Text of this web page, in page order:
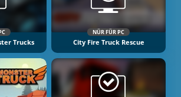
Trucks
NÜR FÜR PC
City Fire Truck Rescue